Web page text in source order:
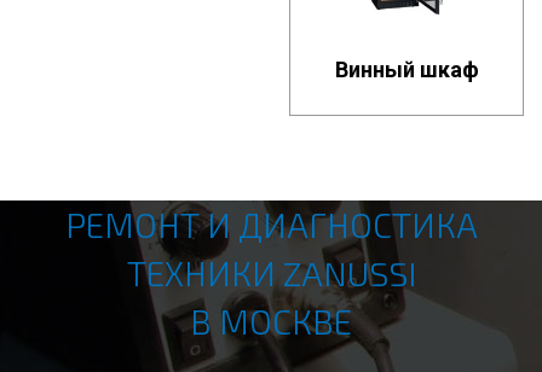
Винный шкаф
РЕМОНТ И ДИАГНОСТИКА
ТЕХНИКИ ZANUSSI
В МОСКВЕ